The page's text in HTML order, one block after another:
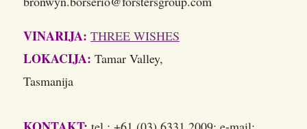
VINARIJA: THREE WISHES
LOKACIJA: Tamar Valley,
Tasmanija